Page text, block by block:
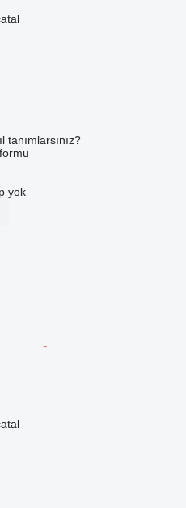
tanımlarsınız?
yok